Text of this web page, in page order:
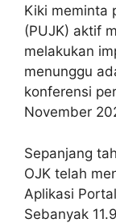
Kiki meminta
(PUJK) aktif
melakukan
menunggu
konferensi
November
Sepanjang
OJK telah
Aplikasi
Sebanyak